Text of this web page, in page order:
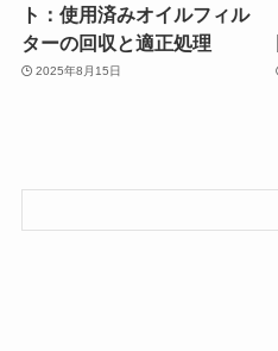
ト：使用済みオイルフィル
ターの回収と適正処理
2025年8月15日